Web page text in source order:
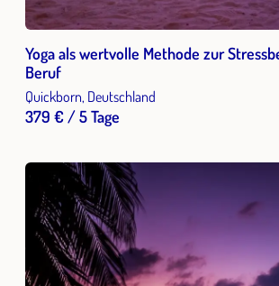
Yoga als wertvolle Methode zur
Beruf
Quickborn, Deutschland
379 € / 5 Tage